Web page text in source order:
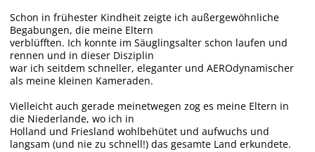
Schon in frühester Kindheit zeigte ich außergewöhnliche
Begabungen, die meine Eltern
verblüfften. Ich konnte im Säuglingsalter schon laufen und
rennen und in dieser Disziplin
war ich seitdem schneller, eleganter und AEROdynamischer
als meine kleinen Kameraden.
Vielleicht auch gerade meinetwegen zog es meine Eltern in
die Niederlande, wo ich in
Holland und Friesland wohlbehütet und aufwuchs und
langsam (und nie zu schnell!) das gesamte Land erkundete.